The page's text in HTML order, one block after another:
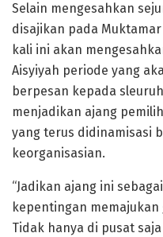
Selain mengesahkan
disajikan pada
kali ini akan
Aisyiyah periode yang
berpesan kepada
menjadikan ajang
yang terus didinamisasi
keorganisasian.
“Jadikan ajang ini
kepentingan
Tidak hanya di pusat